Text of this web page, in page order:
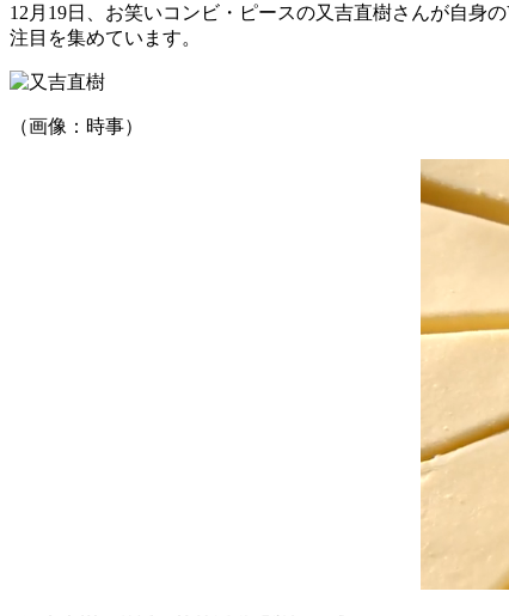
12月19日、お笑いコンビ・ピースの又吉直樹さんが自身
注目を集めています。
（画像：時事）